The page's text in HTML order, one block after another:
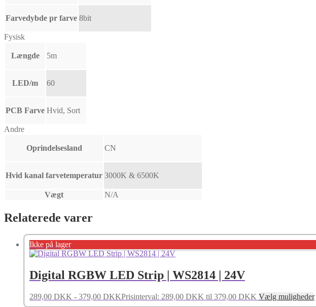
Farvedybde pr farve 8bit
Fysisk
Længde 5m
LED/m 60
PCB Farve Hvid, Sort
Andre
Oprindelsesland CN
Hvid kanal farvetemperatur 3000K & 6500K
Vægt N/A
Relaterede varer
Ikke på lager
Digital RGBW LED Strip | WS2814 | 24V
289,00 DKK - 379,00 DKKPrisinterval: 289,00 DKK til 379,00 DKK Vælg muligheder